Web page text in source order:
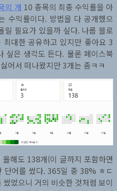
의 개 10 종목의 최종 수익률을 아
수익률이다. 방법을 다 공개했으
릴 필요가 있을까 싶다. 나름 블로
대한 공유하고 있지만 좋아요 3
싶은 생각도 든다. 물론 페이스북
어서 떠나왔지만 3개는 좀ㅋㅋ
해도 138개(이 글까지 포함하면
어를 썼다. 365일 중 38% ㅎㄷ
었으니 거의 비슷한 것처럼 보이